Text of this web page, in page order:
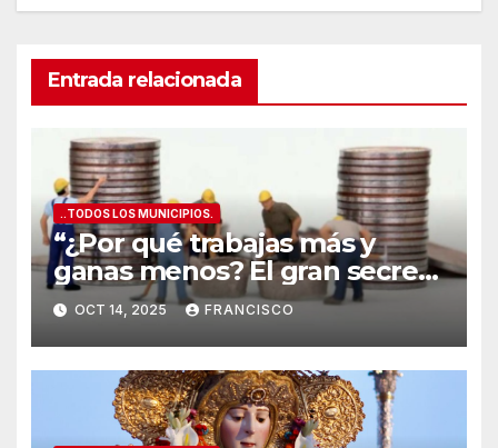
Entrada relacionada
..TODOS LOS MUNICIPIOS.
“¿Por qué trabajas más y
ganas menos? El gran secreto
de los salarios españoles
”
OCT 14, 2025 FRANCISCO